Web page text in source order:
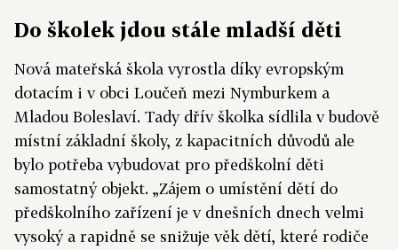
Do školek jdou stále mladší děti
Nová mateřská škola vyrostla díky evropským
dotacím i v obci Loučeň mezi Nymburkem a
Mladou Boleslaví. Tady dřív školka sídlila v budově
místní základní školy, z kapacitních důvodů ale
bylo potřeba vybudovat pro předškolní děti
samostatný objekt. „Zájem o umístění dětí do
předškolního zařízení je v dnešních dnech velmi
vysoký a rapidně se snižuje věk dětí, které rodiče